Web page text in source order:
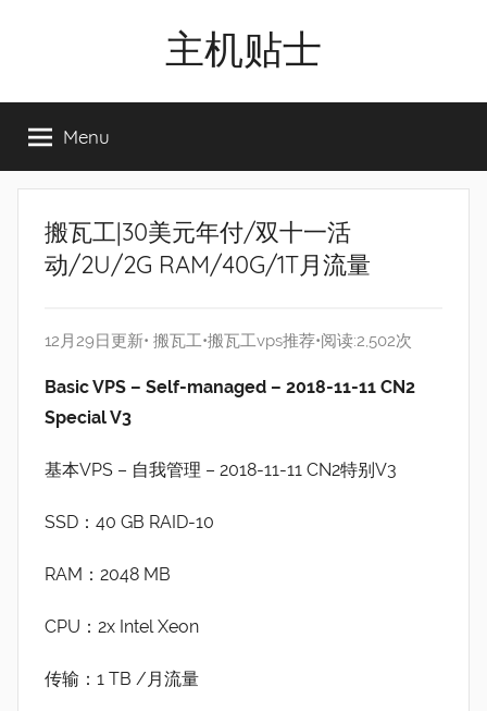
主机贴士
工|BandwagonHost
VPS|Vps|
主
Menu
搬瓦工|30美元年付/双十一活
动/2U/2G RAM/40G/1T月流量
12月29日更新• 搬瓦工•搬瓦工vps推荐•阅读:2,502次
Basic VPS – Self-managed – 2018-11-11 CN2
Special V3
基本VPS – 自我管理 – 2018-11-11 CN2特别V3
SSD：40 GB RAID-10
RAM：2048 MB
CPU：2x Intel Xeon
传输：1 TB /月流量